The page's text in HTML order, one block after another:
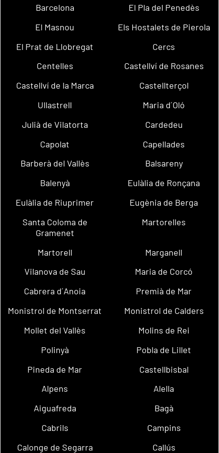
Barcelona
El Pla del Penedès
El Masnou
Els Hostalets de Pierola
El Prat de Llobregat
Cercs
Centelles
Castellví de Rosanes
Castellví de la Marca
Castellterçol
Ullastrell
Maria d´Oló
Julià de Vilatorta
Cardedeu
Capolat
Capellades
Barberà del Vallès
Balsareny
Balenyà
Eulàlia de Ronçana
Eulàlia de Riuprimer
Eugènia de Berga
Santa Coloma de
Gramenet
Martorelles
Martorell
Marganell
Vilanova de Sau
Maria de Corcó
Cabrera d´Anoia
Premià de Mar
Monistrol de Montserrat
Monistrol de Calders
Mollet del Vallès
Molins de Rei
Polinyà
Pobla de Lillet
Pineda de Mar
Castellbisbal
Alpens
Alella
Aiguafreda
Bagà
Cabrils
Campins
Calonge de Segarra
Callús